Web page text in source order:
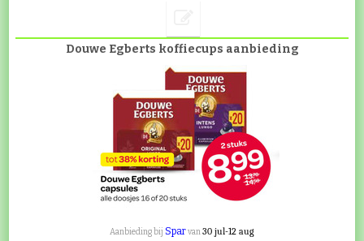
Douwe Egberts koffiecups aanbieding
Aanbieding bij Sparvan30 jul-12 aug